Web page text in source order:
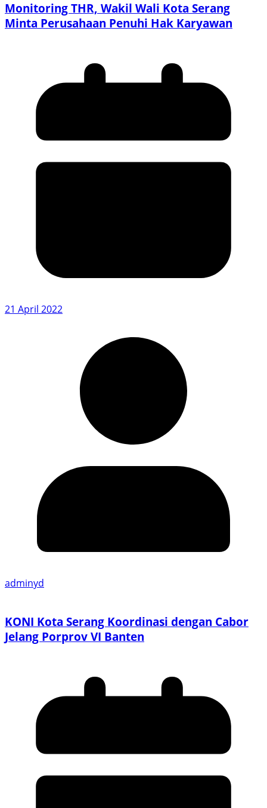
Monitoring THR, Wakil Wali Kota Serang
Minta Perusahaan Penuhi Hak Karyawan
21 April 2022
adminyd
KONI Kota Serang Koordinasi dengan Cabor
Jelang Porprov VI Banten